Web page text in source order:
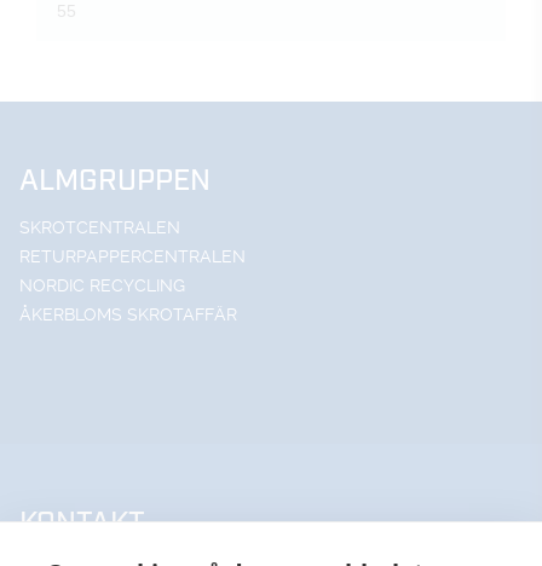
55
ALMGRUPPEN
SKROTCENTRALEN
RETURPAPPERCENTRALEN
NORDIC RECYCLING
ÅKERBLOMS SKROTAFFÄR
KONTAKT